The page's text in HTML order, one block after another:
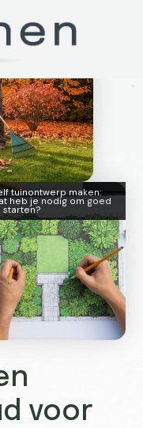
voor
tuinontwerp maken:
heb je nodig om goed
starten?